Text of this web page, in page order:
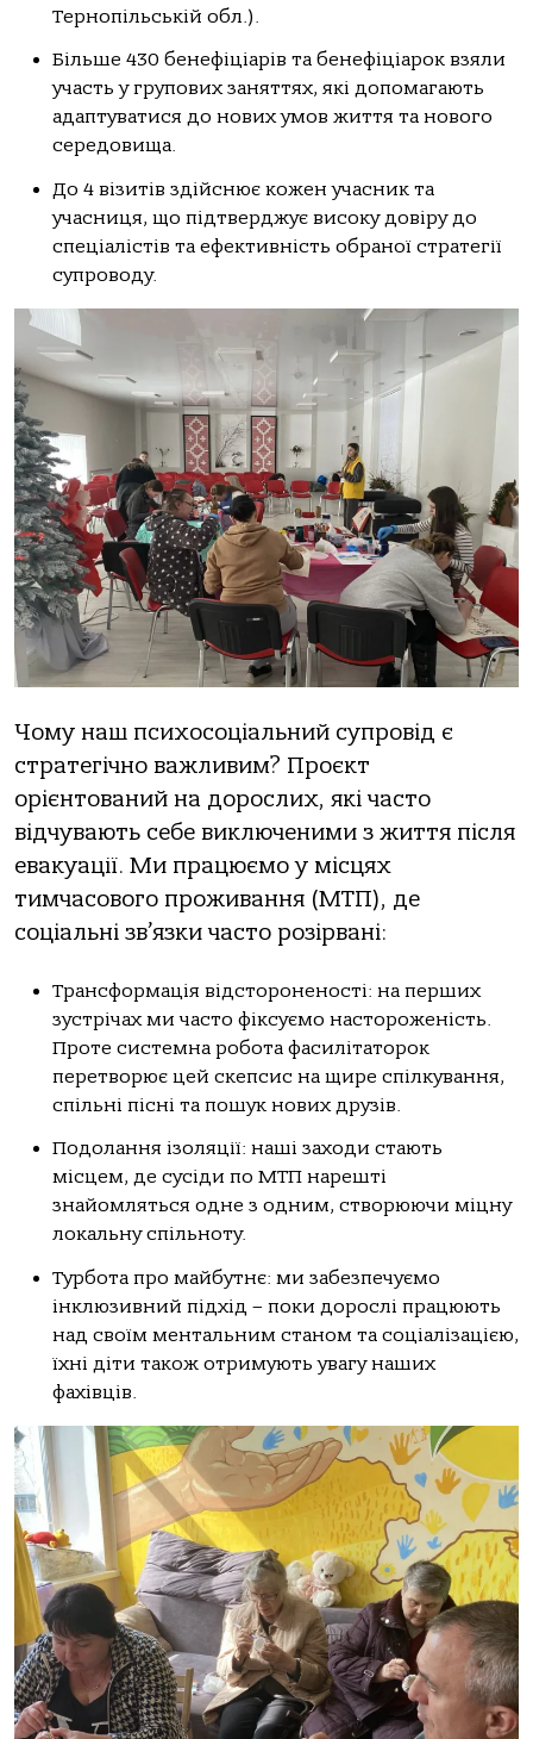
Тернопільській обл.).
Більше 430 бенефіціарів та бенефіціарок взяли
участь у групових заняттях, які допомагають
адаптуватися до нових умов життя та нового
середовища.
До 4 візитів здійснює кожен учасник та
учасниця, що підтверджує високу довіру до
спеціалістів та ефективність обраної стратегії
супроводу.
Чому наш психосоціальний супровід є
стратегічно важливим? Проєкт
орієнтований на дорослих, які часто
відчувають себе виключеними з життя після
евакуації. Ми працюємо у місцях
тимчасового проживання (МТП), де
соціальні зв’язки часто розірвані:
Трансформація відстороненості: на перших
зустрічах ми часто фіксуємо настороженість.
Проте системна робота фасилітаторок
перетворює цей скепсис на щире спілкування,
спільні пісні та пошук нових друзів.
Подолання ізоляції: наші заходи стають
місцем, де сусіди по МТП нарешті
знайомляться одне з одним, створюючи міцну
локальну спільноту.
Турбота про майбутнє: ми забезпечуємо
інклюзивний підхід – поки дорослі працюють
над своїм ментальним станом та соціалізацією,
їхні діти також отримують увагу наших
фахівців.